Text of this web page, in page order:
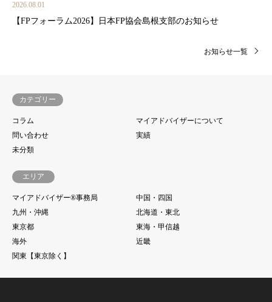
2026.08.01
【FPフォーラム2026】日本FP協会島根支部のお知らせ
お知らせ一覧
カテゴリー
コラム
マイアドバイザーについて
問い合わせ
実績
未分類
エリア
マイアドバイザー®事務局
中国・四国
九州・沖縄
北海道・東北
東京都
東海・甲信越
海外
近畿
関東【東京除く】